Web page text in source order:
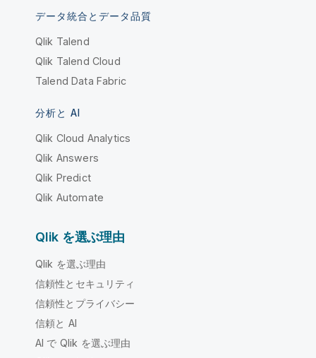
データ統合とデータ品質
Qlik Talend
Qlik Talend Cloud
Talend Data Fabric
分析と AI
Qlik Cloud Analytics
Qlik Answers
Qlik Predict
Qlik Automate
Qlik を選ぶ理由
Qlik を選ぶ理由
信頼性とセキュリティ
信頼性とプライバシー
信頼と AI
AI で Qlik を選ぶ理由